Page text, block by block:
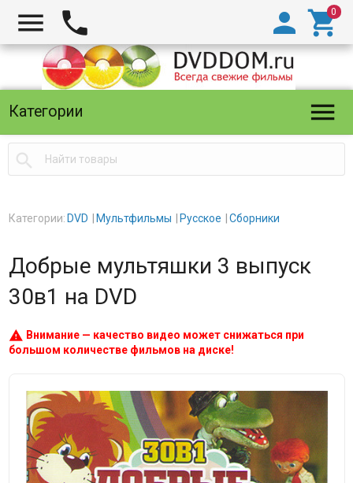
  

Категории 

Категории: DVD Мультфильмы Русское Сборники
Добрые мультяшки 3 выпуск
30в1 на DVD
warning Внимание — качество видео может снижаться при
большом количестве фильмов на диске!